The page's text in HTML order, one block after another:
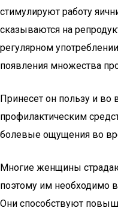
стимулируют работу
сказываются на
регулярном
появления множества
Принесет он пользу и во
профилактическим
болевые ощущения во
Многие женщины
поэтому им необходимо
Они способствуют